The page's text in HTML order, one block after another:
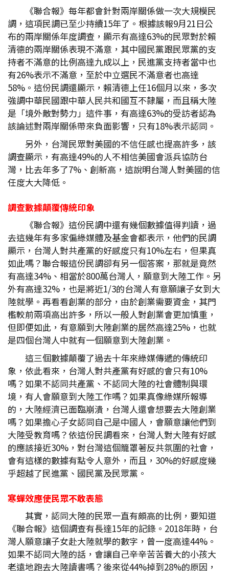
《聯合報》每年都會針對兩岸關係做一次大規模民
調，這項民調已至少持續15年了。根據該報9月21日公
布的兩岸關係年度調查，顯示有高達63%的民眾對於賴
清德的兩岸關係表現不滿意，其中國民黨跟民眾黨的支
持者不滿意的比例高達九成以上，民進黨支持者當中也
有26%表示不滿意，至於中立選民不滿意者也高達
58%。這份民調還顯示，賴清德上任16個月以來，多次
強調中華民國跟中華人民共和國互不隸屬，而且稱大陸
是「境外敵對勢力」這件事，有高達63%的受訪者認為
該論述對兩岸關係帶來負面影響，只有18%表示認同。
另外，台灣民眾對美國的不信任感也提高許多，該
調查顯示，有高達49%的人不相信美國會派兵協防台
灣，比去年多了7%、創新高，這說明台灣人對美國的信
任度大大降低。
調查數據顛覆傳統印象
《聯合報》這份民調中還有幾個數據值得判讀，過
去這幾年有多家偏綠媒體及基金會都表示，他們的民調
顯示，台灣人對共產黨的好感度只有10%左右，但果真
如此嗎？聯合報這份民調卻有另一個答案，那就是竟然
有高達34%、相當於800萬台灣人，願意到大陸工作。另
外有高達32%，也是將近1/3的台灣人有意願讓子女到大
陸就學。再看看創業的部分，由於創業需要資金，其門
檻較前兩項高出許多，所以一般人對創業會更加慎重，
但即便如此，有意願到大陸創業的居然高達25%，也就
是四個台灣人中就有一個願意到大陸創業。
這三個數據顛覆了過去十年來綠媒傳遞的傳統印
象，依此看來，台灣人對共產黨有好感的會只有10%
嗎？如果不認同共產黨、不認同大陸的社會體制與環
境，有人會願意到大陸工作嗎？如果真像綠媒所報導
的，大陸經濟已面臨崩潰，台灣人還會想要去大陸創業
嗎？如果擔心子女認同自己是中國人，會願意讓他們到
大陸受教育嗎？依這份民調看來，台灣人對大陸有好感
的應該接近30%，對台灣這個籠罩著反共氛圍的社會，
會有這樣的數據有點令人意外，而且，30%的好感度幾
乎超越了民進黨、國民黨及民眾黨。
寒蟬效應使民眾不敢表態
其實，認同大陸的民眾一直有頗高的比例，要知道
《聯合報》這個調查有長達15年的記錄。2018年時，台
灣人願意讓子女赴大陸就學的數字，曾一度高達44%。
如果不認同大陸的話，會讓自己辛辛苦苦養大的小孩大
老遠地跑去大陸讀書嗎？後來從44%掉到28%的原因，